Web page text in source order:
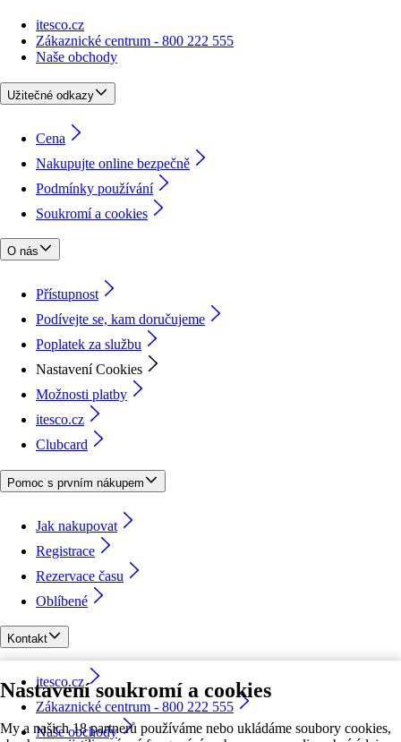
Nastavení soukromí a cookies
My a našich 18 partnerů používáme nebo ukládáme soubory cookies,
itesco.cz
Zákaznické centrum - 800 222 555
Naše obchody
Užitečné odkazy
Cena
Nakupujte online bezpečně
Podmínky používání
Soukromí a cookies
O nás
Přístupnost
Podívejte se, kam doručujeme
Poplatek za službu
Nastavení Cookies
Možnosti platby
itesco.cz
Clubcard
Pomoc s prvním nákupem
Jak nakupovat
Registrace
Rezervace času
Oblíbené
Kontakt
itesco.cz
Zákaznické centrum - 800 222 555
Naše obchody